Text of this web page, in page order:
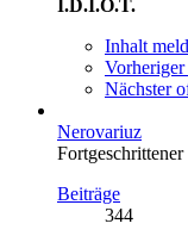
I.D.I.O.T.
Inhalt
Nächster
Nerovariuz
Fortgeschrittener
Beiträge
344